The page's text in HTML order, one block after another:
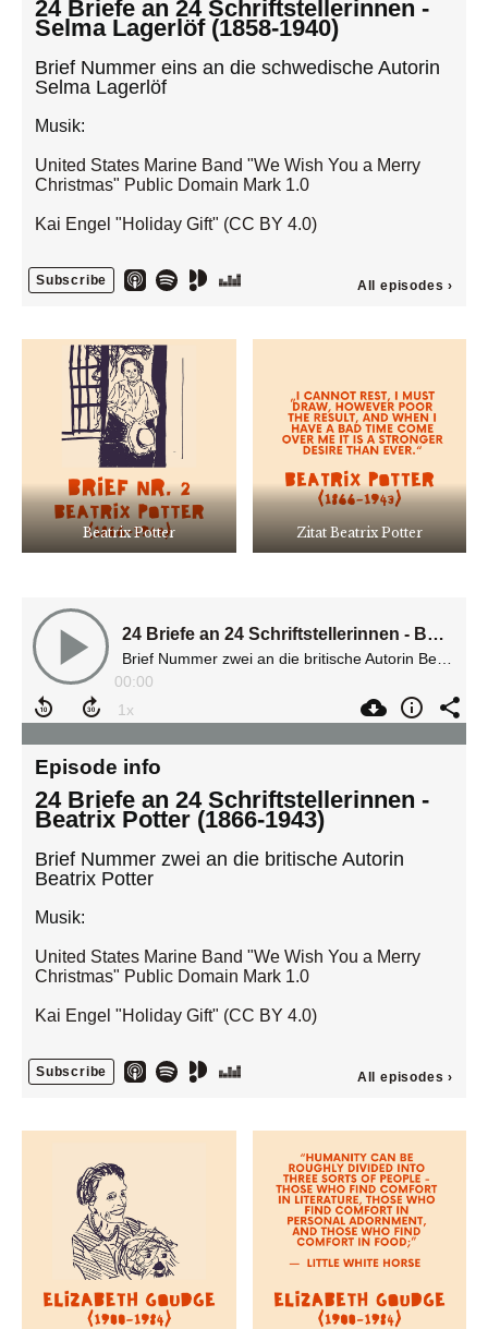
Beatrix Potter Zitat Beatrix Potter